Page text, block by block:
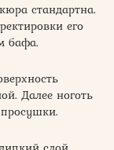
стандартна.
его
бафа.
Далее ноготь